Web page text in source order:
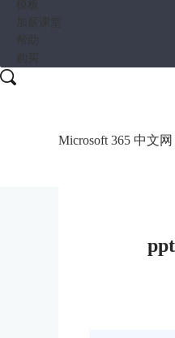
Microsoft 365 中文网